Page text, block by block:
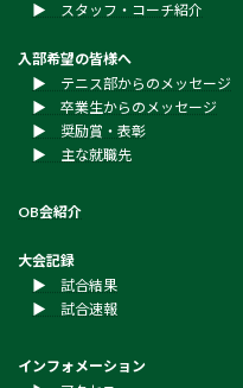
▶︎ スタッフ・コーチ紹介
入部希望の皆様へ
▶︎ テニス部からのメッセージ
▶︎ 卒業生からのメッセージ
▶︎ 奨励賞・表彰
▶︎ 主な就職先
OB会紹介
大会記録
▶︎ 試合結果
▶︎ 試合速報
インフォメーション